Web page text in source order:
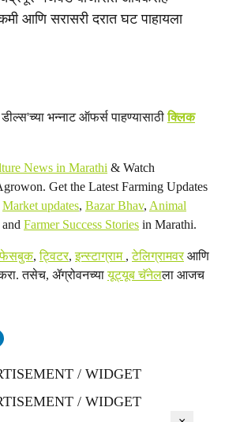
आणि सरासरी दरात घट पाहायला
भन्नाट ऑफर्स पाहण्यासाठीक्लिक
News in Marathi & Watch
Get the Latest Farming Updates
Market updates, Bazar Bhav, Animal
and Farmer Success Stories in Marathi.
फेसबुक,ट्विटर,इन्स्टाग्राम ,टेलिग्रामवरआणि
तसेच, ॲग्रोवनच्यायूट्यूब चॅनेलला आजच
/ WIDGET
/ WIDGET